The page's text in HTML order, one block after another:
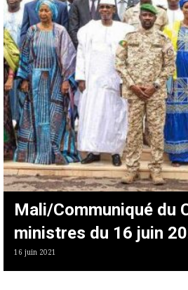
Mali/Communiqué du
ministres du 16 juin
16 juin 2021